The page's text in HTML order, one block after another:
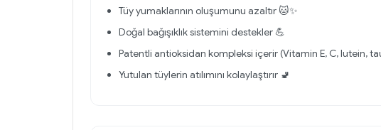
Tüy yumaklarının oluşumunu azaltır 🐱✨
Doğal bağışıklık sistemini destekler 💪
Patentli antioksidan kompleksi içerir (Vitamin E, C, lutein,
Yutulan tüylerin atılımını kolaylaştırır 🚽